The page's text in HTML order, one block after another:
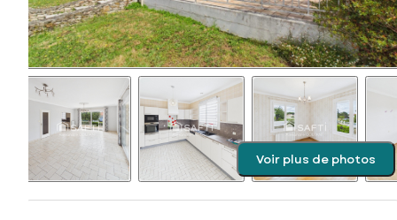
Voir plus de photos